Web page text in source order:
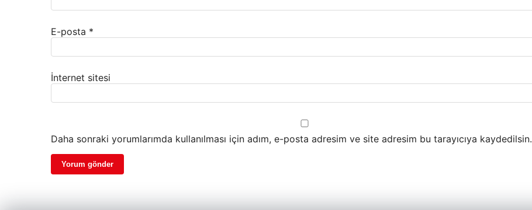
E-posta *
İnternet sitesi
Daha sonraki yorumlarımda kullanılması için adım, e-posta adresim ve site adresim bu tarayıcıya kaydedilsin.